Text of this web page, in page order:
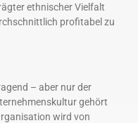
ethnischer Vielfalt
profitabel zu
– aber nur der
gehört
wird von